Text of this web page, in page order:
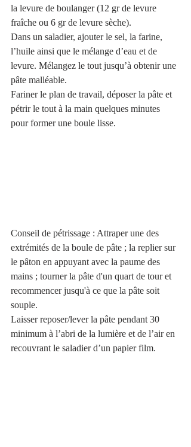
la levure de boulanger (12 gr de levure
fraîche ou 6 gr de levure sèche).
Dans un saladier, ajouter le sel, la farine,
l’huile ainsi que le mélange d’eau et de
levure. Mélangez le tout jusqu’à obtenir une
pâte malléable.
Fariner le plan de travail, déposer la pâte et
pétrir le tout à la main quelques minutes
pour former une boule lisse.
Conseil de pétrissage : Attraper une des
extrémités de la boule de pâte ; la replier sur
le pâton en appuyant avec la paume des
mains ; tourner la pâte d'un quart de tour et
recommencer jusqu'à ce que la pâte soit
souple.
Laisser reposer/lever la pâte pendant 30
minimum à l’abri de la lumière et de l’air en
recouvrant le saladier d’un papier film.